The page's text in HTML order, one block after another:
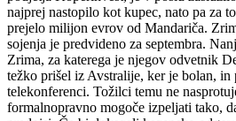
najprej nastopilo kot kupec, nato pa za
prejelo milijon evrov od Mandariča.
sojenja je predvideno za septembra.
Zrima, za katerega je njegov odvetnik
težko prišel iz Avstralije, ker je bolan, in
telekonferenci. Tožilci temu ne
formalnopravno mogoče izpeljati tako,